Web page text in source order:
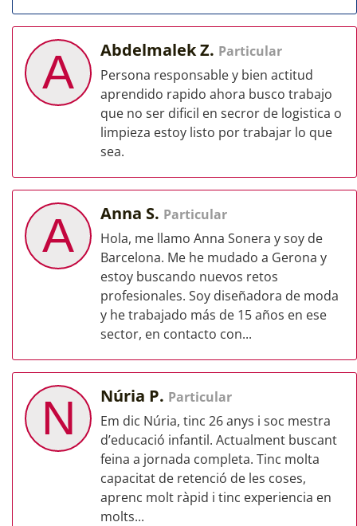
A Abdelmalek Z. Particular
Persona responsable y bien actitud
aprendido rapido ahora busco trabajo
que no ser dificil en secror de logistica o
limpieza estoy listo por trabajar lo que
sea.
A Anna S. Particular
Hola, me llamo Anna Sonera y soy de
Barcelona. Me he mudado a Gerona y
estoy buscando nuevos retos
profesionales. Soy diseñadora de moda
y he trabajado más de 15 años en ese
sector, en contacto con...
N Núria P. Particular
Em dic Núria, tinc 26 anys i soc mestra
d’educació infantil. Actualment buscant
feina a jornada completa. Tinc molta
capacitat de retenció de les coses,
aprenc molt ràpid i tinc experiencia en
molts...